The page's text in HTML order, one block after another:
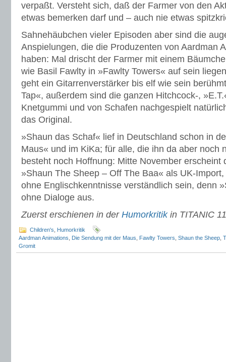
verpaßt. Versteht sich, daß der Farmer von den
etwas bemerken darf und – auch nie etwas
Sahnehäubchen vieler Episoden aber sind die
Anspielungen, die die Produzenten von Aardman
haben: Mal drischt der ­Farmer mit einem
wie Basil Fawlty in »Fawlty Towers« auf sein
geht ein Gitarren­verstärker bis elf wie sein
Tap«, außerdem sind die ganzen Hitchcock-,
Knetgummi und von Schafen nachgespielt
das Original.
»Shaun das Schaf« lief in Deutschland schon in
Maus« und im KiKa; für alle, die ihn da aber noch
besteht noch Hoffnung: Mitte November erscheint
»Shaun The Sheep – Off The Baa« als UK-
ohne Englischkenntnisse verständlich sein, denn
ohne Dialoge aus.
Zuerst erschienen in der Humorkritikin TITANIC
Children's
Humorkritik
Aardman Animations
Die Sendung mit der Maus Fawlty Towers Shaun the Sheep
Gromit